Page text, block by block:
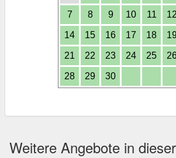
7 8 9 10 11 12
14 15 16 17 18
21 22 23 24 25
28 29 30
Weitere Angebote in